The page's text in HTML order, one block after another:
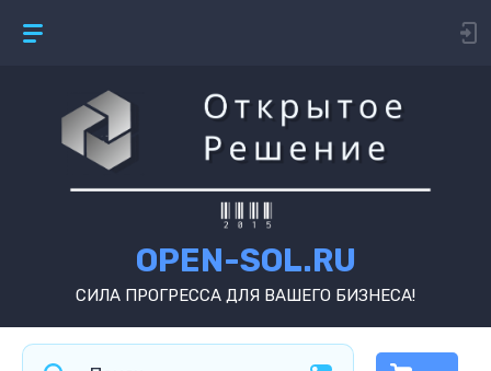
OPEN-SOL.RU
СИЛА ПРОГРЕССА ДЛЯ ВАШЕГО БИЗНЕСА!